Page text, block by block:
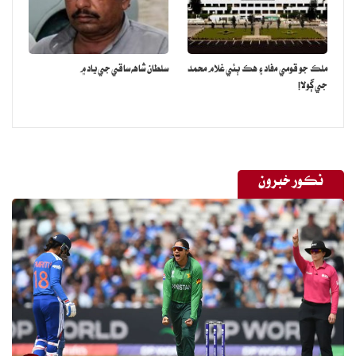
يورينيم جي بنياد تي ايران تي حملو ڪيو ويو. باوجود ڏيڍ مهيني جي جنگ
جي، آمريڪا ايران کي اهڙي معاهدي تي به راضي نه ڪري سگهيو جهڙو
ايران جنگ سبب آمريڪا کي هڪ وڏو نقصان اهو به ٿيو ته خليجي ملڪن
ڪندو، پر معاملو ان جي ابتڙ ثابت ٿيو. ايران انهن ملڪن کي نشانو بڻائڻ
شروع ڪيو، ڇاڪاڻ⁠تہ انهن آمريڪا کي پنهنجا اڏا ڏئي رکيا هئا. پوءِ ايران
انهن تي ميزائل ۽ ڊرون حملا ڪندو رهيو ۽ آمريڪا رڳو تماشو ڏسندو رهيو.
آمريڪا اهو ضرور چئي سگهي ٿو ته سندس فراهم ڪيل دفاعي نظام سبب
انهن ملڪن جو نقصان گهٽ ٿيو، پر حقيقت اها آهي ته جنگ جي مصيبت
به آمريڪا ۽ اسرائيل جي پاليسين سبب انهن ملڪن تي آئي، جڏهن ته
دفاعي سامان انهن ملڪن آمريڪا کان پئسا ڏئي خريد ڪيو هو. انهن
حالتن کان پوءِ هاڻي خليجي ملڪ شايد ئي پنهنجي دفاع لاءِ مڪمل طور
ملڪ جو قومي مفاد ۽ هڪ ٻئي غلام محمد
جي ڳولا!
سلطان شاهه ساقي جي ياد ۾
نڪور خبرون